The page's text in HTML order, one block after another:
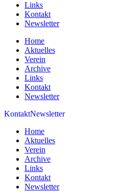
Links
Kontakt
Newsletter
Home
Aktuelles
Verein
Archive
Links
Kontakt
Newsletter
KontaktNewsletter
Home
Aktuelles
Verein
Archive
Links
Kontakt
Newsletter